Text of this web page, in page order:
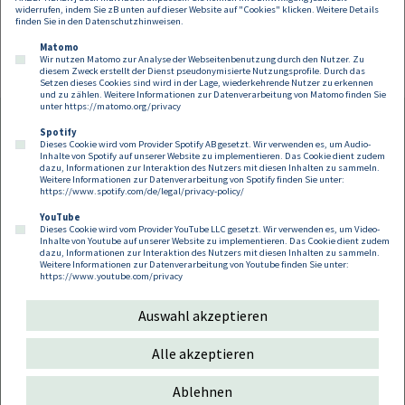
Footer
Kontakt Datenschutz
Impressum
Compliance
Cookies
widerrufen, indem Sie zB unten auf dieser Website auf "Cookies" klicken. Weitere Details
finden Sie in den Datenschutzhinweisen.
Matomo
Wir nutzen Matomo zur Analyse der Webseitenbenutzung durch den Nutzer. Zu
diesem Zweck erstellt der Dienst pseudonymisierte Nutzungsprofile. Durch das
Setzen dieses Cookies sind wird in der Lage, wiederkehrende Nutzer zu erkennen
und zu zählen. Weitere Informationen zur Datenverarbeitung von Matomo finden Sie
unter https://matomo.org/privacy
Spotify
Dieses Cookie wird vom Provider Spotify AB gesetzt. Wir verwenden es, um Audio-
Inhalte von Spotify auf unserer Website zu implementieren. Das Cookie dient zudem
dazu, Informationen zur Interaktion des Nutzers mit diesen Inhalten zu sammeln.
Weitere Informationen zur Datenverarbeitung von Spotify finden Sie unter:
https://www.spotify.com/de/legal/privacy-policy/
YouTube
Dieses Cookie wird vom Provider YouTube LLC gesetzt. Wir verwenden es, um Video-
Inhalte von Youtube auf unserer Website zu implementieren. Das Cookie dient zudem
dazu, Informationen zur Interaktion des Nutzers mit diesen Inhalten zu sammeln.
Weitere Informationen zur Datenverarbeitung von Youtube finden Sie unter:
https://www.youtube.com/privacy
Auswahl akzeptieren
Alle akzeptieren
Ablehnen
Follow us on:
Copyright 2026